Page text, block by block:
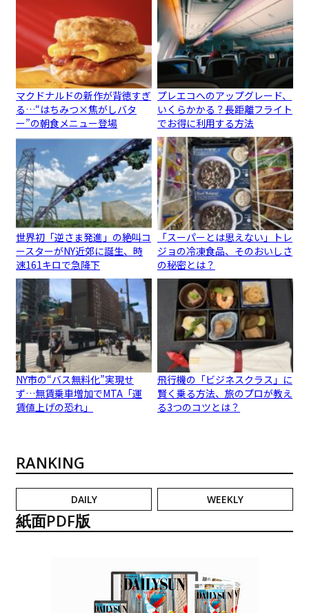
マクドナルドの新作が背徳すぎ
る…“はちみつ×焦がしバタ
ー”の朝食メニュー登場
プレエコへのアップグレード、
いくらかかる？長距離フライト
でお得に利用する方法
世界初「逆さま発進」の絶叫コ
ースターがNY近郊に誕生、時
速161キロで急降下
「スーパーとは思えない」トレ
ジョの冷凍食品、そのおいしさ
の秘密とは？
NY市の“バス無料化”実現せ
ず…無賃乗車増加でMTA「運
賃値上げの恐れ」
飛行機の「ビジネスクラス」に
賢く乗る方法、旅のプロが教え
る3つのコツとは？
RANKING
DAILY WEEKLY
紙面PDF版